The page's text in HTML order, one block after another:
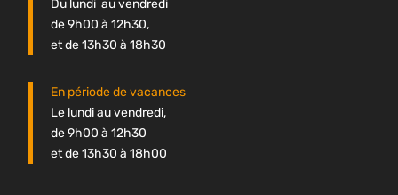
Du lundi au vendredi
de 9h00 à 12h30,
et de 13h30 à 18h30
En période de vacances
Le lundi au vendredi,
de 9h00 à 12h30
et de 13h30 à 18h00